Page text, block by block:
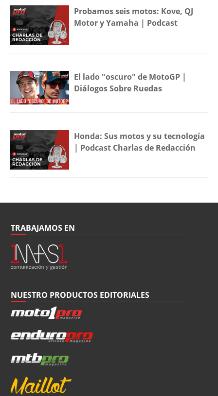
Probamos seis motos: Kove, QJ
Motor y Yamaha | Podcast
El lado "oscuro" de MotoGP |
Diálogos Sobre Ruedas
Honda: Sus motos y su tecnología
| Podcast Charlas de Redacción
TRABAJAMOS EN
NUESTRO PRODUCTOS EDITORIALES